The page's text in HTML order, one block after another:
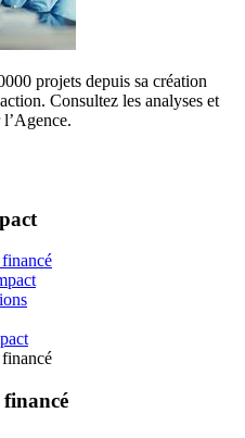
projets depuis sa création
Consultez les analyses et
l’Agence.